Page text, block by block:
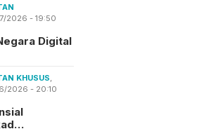
2026 - 19:50
Digital
KHUSUS
2026 - 20:10